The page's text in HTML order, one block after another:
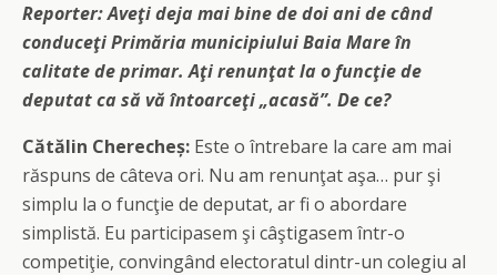
Reporter:Aveţi deja mai bine de doi ani de când
conduceţi Primăria municipiului Baia Mare în
calitate de primar. Aţi renunţat la o funcţie de
deputat ca să vă întoarceţi „acasă”. De ce?
Cătălin Cherecheș: Este o întrebare la care am mai
răspuns de câteva ori. Nu am renunţat aşa… pur şi
simplu la o funcţie de deputat, ar fi o abordare
simplistă. Eu participasem şi câştigasem într-o
competiţie, convingând electoratul dintr-un colegiu al